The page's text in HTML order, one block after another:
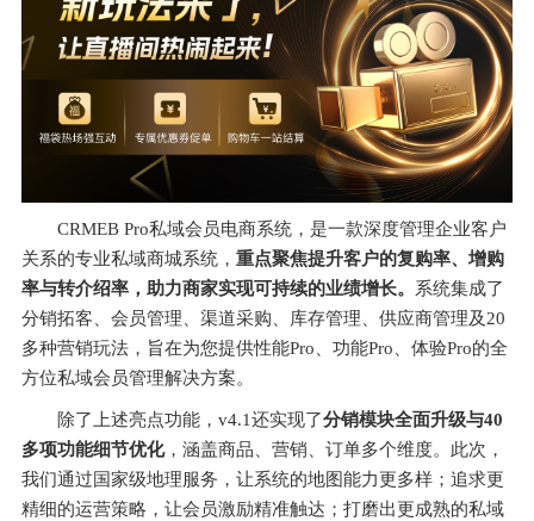
CRMEB Pro私域会员电商系统，是一款深度管理企业客户
关系的专业私域商城系统， 重点聚焦提升客户的复购率、增购
率与转介绍率，助力商家实现可持续的业绩增长。 系统集成了
分销拓客、会员管理、渠道采购、库存管理、供应商管理及20
多种营销玩法，旨在为您提供性能Pro、功能Pro、体验Pro的全
方位私域会员管理解决方案。
除了上述亮点功能，v4.1还实现了分销模块全面升级与40
多项功能细节优化，涵盖商品、营销、订单多个维度。此次，
我们通过国家级地理服务，让系统的地图能力更多样；追求更
精细的运营策略，让会员激励精准触达；打磨出更成熟的私域